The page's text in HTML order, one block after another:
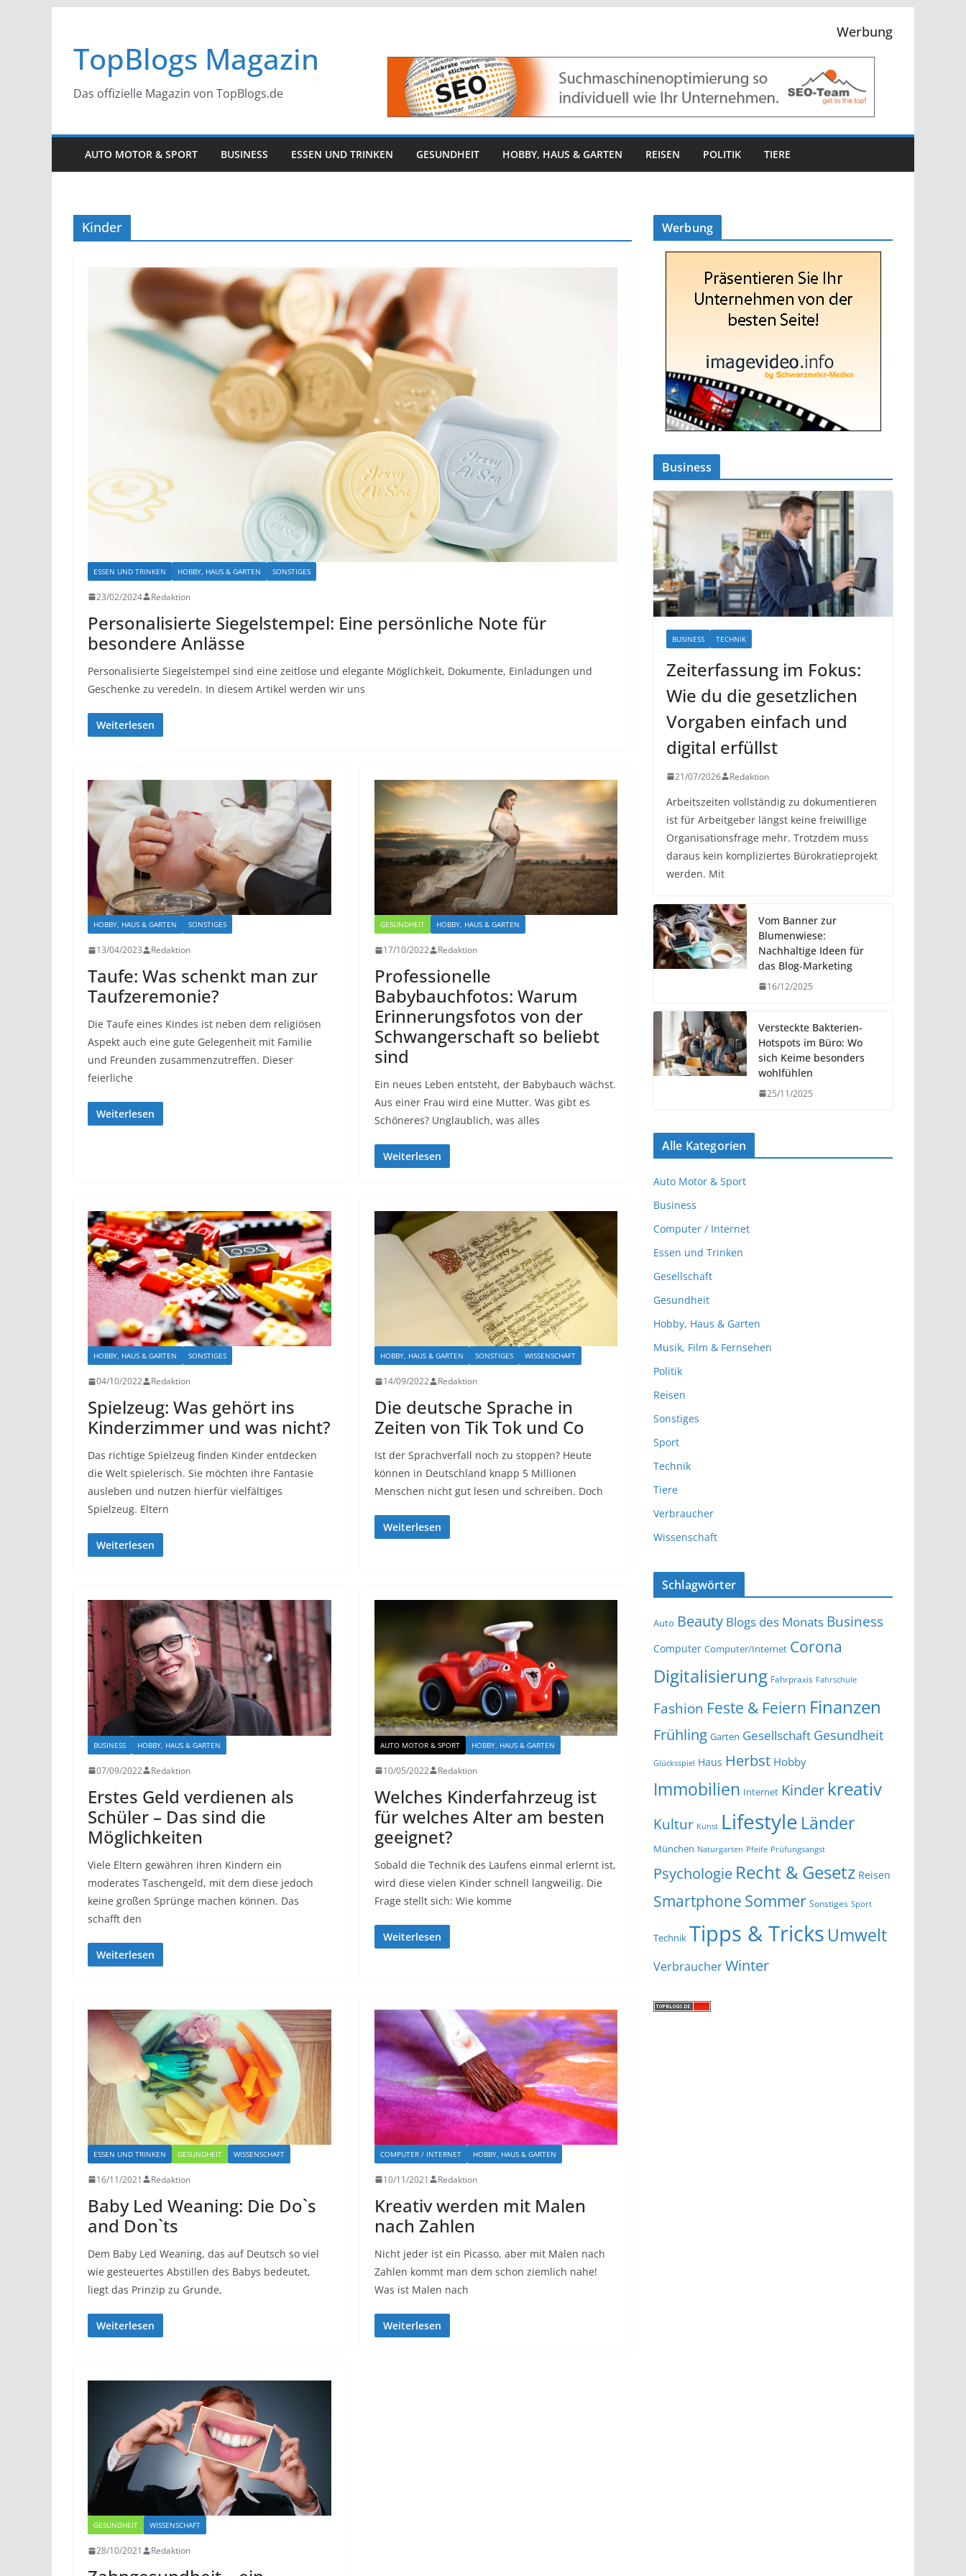
springen
TopBlogs Magazin
Das offizielle Magazin von TopBlogs.de
Werbung
AUTO MOTOR & SPORT BUSINESS ESSEN UND TRINKEN GESUNDHEIT HOBBY, HAUS & GARTEN REISEN POLITIK TIERE
Kinder
ESSEN UND TRINKEN HOBBY, HAUS & GARTEN SONSTIGES
23/02/2024 Redaktion
Personalisierte Siegelstempel: Eine persönliche Note für
besondere Anlässe
Personalisierte Siegelstempel sind eine zeitlose und elegante Möglichkeit, Dokumente, Einladungen und
Geschenke zu veredeln. In diesem Artikel werden wir uns
Weiterlesen
HOBBY, HAUS & GARTEN SONSTIGES
13/04/2023 Redaktion
Taufe: Was schenkt man zur
Taufzeremonie?
Die Taufe eines Kindes ist neben dem religiösen
Aspekt auch eine gute Gelegenheit mit Familie
und Freunden zusammenzutreffen. Dieser
feierliche
Weiterlesen
GESUNDHEIT HOBBY, HAUS & GARTEN
17/10/2022 Redaktion
Professionelle
Babybauchfotos: Warum
Erinnerungsfotos von der
Schwangerschaft so beliebt
sind
Ein neues Leben entsteht, der Babybauch wächst.
Aus einer Frau wird eine Mutter. Was gibt es
Schöneres? Unglaublich, was alles
Weiterlesen
HOBBY, HAUS & GARTEN SONSTIGES
04/10/2022 Redaktion
Spielzeug: Was gehört ins
Kinderzimmer und was nicht?
Das richtige Spielzeug finden Kinder entdecken
die Welt spielerisch. Sie möchten ihre Fantasie
ausleben und nutzen hierfür vielfältiges
Spielzeug. Eltern
Weiterlesen
HOBBY, HAUS & GARTEN SONSTIGES WISSENSCHAFT
14/09/2022 Redaktion
Die deutsche Sprache in
Zeiten von Tik Tok und Co
Ist der Sprachverfall noch zu stoppen? Heute
können in Deutschland knapp 5 Millionen
Menschen nicht gut lesen und schreiben. Doch
Weiterlesen
BUSINESS HOBBY, HAUS & GARTEN
07/09/2022 Redaktion
Erstes Geld verdienen als
Schüler – Das sind die
Möglichkeiten
Viele Eltern gewähren ihren Kindern ein
moderates Taschengeld, mit dem diese jedoch
keine großen Sprünge machen können. Das
schafft den
Weiterlesen
AUTO MOTOR & SPORT HOBBY, HAUS & GARTEN
10/05/2022 Redaktion
Welches Kinderfahrzeug ist
für welches Alter am besten
geeignet?
Sobald die Technik des Laufens einmal erlernt ist,
wird diese vielen Kinder schnell langweilig. Die
Frage stellt sich: Wie komme
Weiterlesen
ESSEN UND TRINKEN GESUNDHEIT WISSENSCHAFT
16/11/2021 Redaktion
Baby Led Weaning: Die Do`s
and Don`ts
Dem Baby Led Weaning, das auf Deutsch so viel
wie gesteuertes Abstillen des Babys bedeutet,
liegt das Prinzip zu Grunde,
Weiterlesen
COMPUTER / INTERNET HOBBY, HAUS & GARTEN
10/11/2021 Redaktion
Kreativ werden mit Malen
nach Zahlen
Nicht jeder ist ein Picasso, aber mit Malen nach
Zahlen kommt man dem schon ziemlich nahe!
Was ist Malen nach
Weiterlesen
GESUNDHEIT WISSENSCHAFT
28/10/2021 Redaktion
Werbung
Business
BUSINESS TECHNIK
Zeiterfassung im Fokus:
Wie du die gesetzlichen
Vorgaben einfach und
digital erfüllst
21/07/2026 Redaktion
Arbeitszeiten vollständig zu dokumentieren
ist für Arbeitgeber längst keine freiwillige
Organisationsfrage mehr. Trotzdem muss
daraus kein kompliziertes Bürokratieprojekt
werden. Mit
Vom Banner zur
Blumenwiese:
Nachhaltige Ideen für
das Blog-Marketing
16/12/2025
Versteckte Bakterien-
Hotspots im Büro: Wo
sich Keime besonders
wohlfühlen
25/11/2025
Alle Kategorien
Auto Motor & Sport
Business
Computer / Internet
Essen und Trinken
Gesellschaft
Gesundheit
Hobby, Haus & Garten
Musik, Film & Fernsehen
Politik
Reisen
Sonstiges
Sport
Technik
Tiere
Verbraucher
Wissenschaft
Schlagwörter
Auto Beauty Blogs des Monats Business
Computer Computer/Internet Corona
Digitalisierung Fahrpraxis Fahrschule
Fashion Feste & Feiern Finanzen
Frühling Garten Gesellschaft Gesundheit
Glücksspiel Haus Herbst Hobby
Immobilien Internet Kinder kreativ
Kultur Kunst Lifestyle Länder
München Naturgarten Pfeife Prüfungsangst
Psychologie Recht & Gesetz Reisen
Smartphone Sommer Sonstiges Sport
Technik Tipps & Tricks Umwelt
VerbraucherWinter